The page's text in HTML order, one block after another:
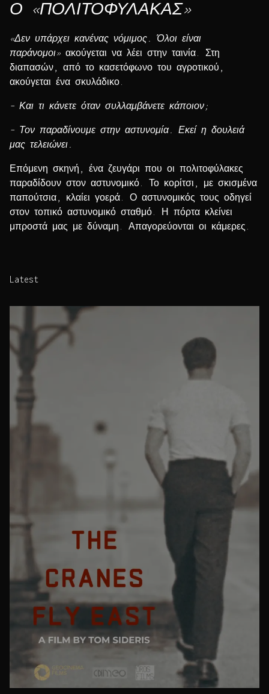
Ο «ΠΟΛΙΤΟΦΥΛΑΚΑΣ»
«Δεν υπάρχει κανένας νόμιμος. Όλοι είναι
παράνομοι» ακούγεται να λέει στην ταινία. Στη
διαπασών, από το κασετόφωνο του αγροτικού,
ακούγεται ένα σκυλάδικο.
– Και τι κάνετε όταν συλλαμβάνετε κάποιον;
– Τον παραδίνουμε στην αστυνομία. Εκεί η δουλειά
μας τελειώνει.
Επόμενη σκηνή, ένα ζευγάρι που οι πολιτοφύλακες
παραδίδουν στον αστυνομικό. Το κορίτσι, με σκισμένα
παπούτσια, κλαίει γοερά. Ο αστυνομικός τους οδηγεί
στον τοπικό αστυνομικό σταθμό. Η πόρτα κλείνει
μπροστά μας με δύναμη. Απαγορεύονται οι κάμερες.
Latest